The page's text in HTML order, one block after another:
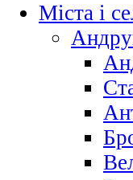
Міста і